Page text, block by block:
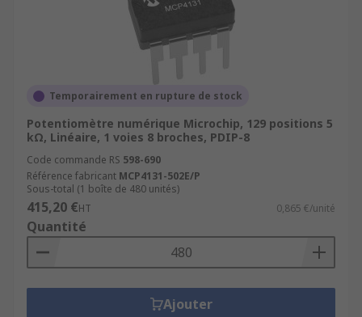
Temporairement en rupture de stock
Potentiomètre numérique Microchip, 129 positions 5
kΩ, Linéaire, 1 voies 8 broches, PDIP-8
Code commande RS 598-690
Référence fabricant MCP4131-502E/P
Sous-total (1 boîte de 480 unités)
415,20 €HT 0,865 €/unité
Quantité
Ajouter